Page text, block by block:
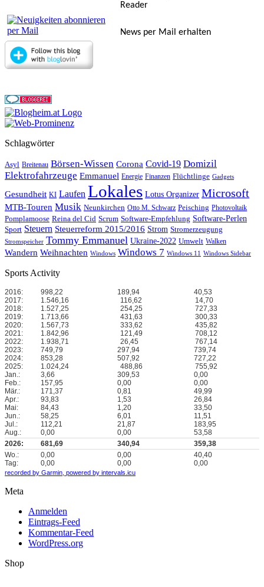
Reader
News per Mail erhalten
Schlagwörter
Asyl Breitenau Börsen-Wissen Corona Covid-19 Domizil
Elektrofahrzeuge Emmanuel Energie Finanzen Flüchtlinge Gadgets
Gesundheit KI Laufen Lokales Lotus Organizer Microsoft
MTB-Touren Musik Neunkirchen Otto M. Schwarz Peisching Photovoltaik
Pomplamoose Reina del Cid Scrum Software-Empfehlung Software-Perlen
Sport Steuern Steuerreform 2015/2016 Strom Stromerzeugung
Stromspeicher Tommy Emmanuel Ukraine-2022 Umwelt Walken
Wandern Weihnachten Windows Windows 7 Windows 11 Windows Sidebar
Sports Activity
2016: 998,22 189,94
40,53
2017:
1.546,16 116,62
14,70
2018:
1.527,25 254,25
727,33
2019:
1.713,66 431,63
300,33
2020:
1.567,73 333,62
435,82
2021:
1.842,96 121,49
708,12
2022:
1.938,71 26,45
767,14
2023:
749,79 297,94
739,74
2024:
853,28 507,92
727,22
2025:
1.024,24 488,86
755,92
Jan.:
3,66 309,53
0,00
Feb.:
157,95 0,00
0,00
Mär.:
171,37 0,81
49,99
Apr.:
93,83 1,53
26,84
Mai:
84,43 1,20
33,50
Jun.:
58,25 6,01
11,51
Jul.:
112,21 21,87
183,95
Aug.:
0,00 0,00
53,58
2026:
681,69 340,94
359,38
Wo.:
0,00 0,00
40,40
Tag:
0,00 0,00 0,00
recorded by Garmin, powered by intervals.icu
Meta
Anmelden
Eintrags-Feed
Kommentar-Feed
WordPress.org
Shop